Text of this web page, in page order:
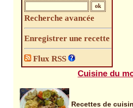
Recherche avancée
Enregistrer une recette
Flux RSS
Cuisine du
Recettes de